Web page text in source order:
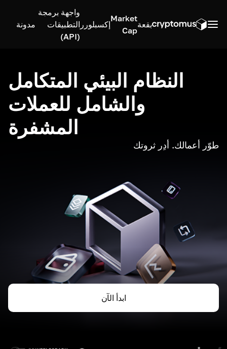
بقعة
Market
Cap
إكسبلورر
واجهة برمجة
التطبيقات
(API)
مدونة
النظام البيئي المتكامل
والشامل للعملات
المشفرة
طوّر أعمالك. أدِر ثروتك
ابدأ الآن